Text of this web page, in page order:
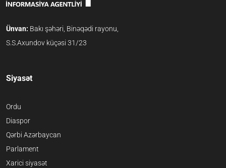
Ünvan: Bakı şəhəri, Binəqədi rayonu,
S.S.Axundov küçəsi 31/23
Siyasət
Ordu
Diaspor
Qərbi Azərbaycan
Parlament
Xarici siyasət